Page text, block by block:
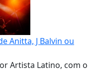
Anitta, J Balvin ou
Artista Latino, com o